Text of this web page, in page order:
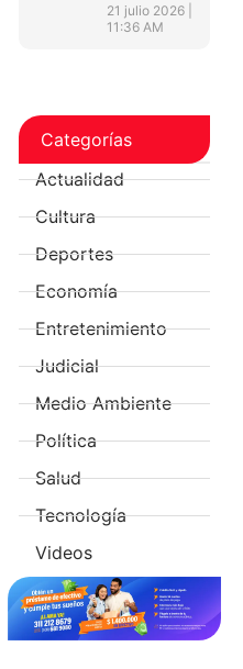
21 julio 2026
11:36 AM
Categorías
Actualidad
Cultura
Deportes
Economía
Entretenimiento
Judicial
Medio Ambiente
Política
Salud
Tecnología
Videos